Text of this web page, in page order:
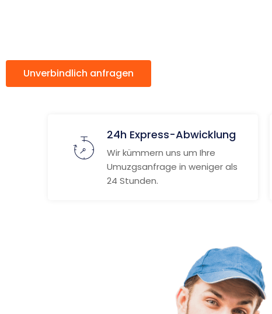
Unverbindlich anfragen
24h Express-Abwicklung
Wir kümmern uns um Ihre
Umuzgsanfrage in weniger als
24 Stunden.